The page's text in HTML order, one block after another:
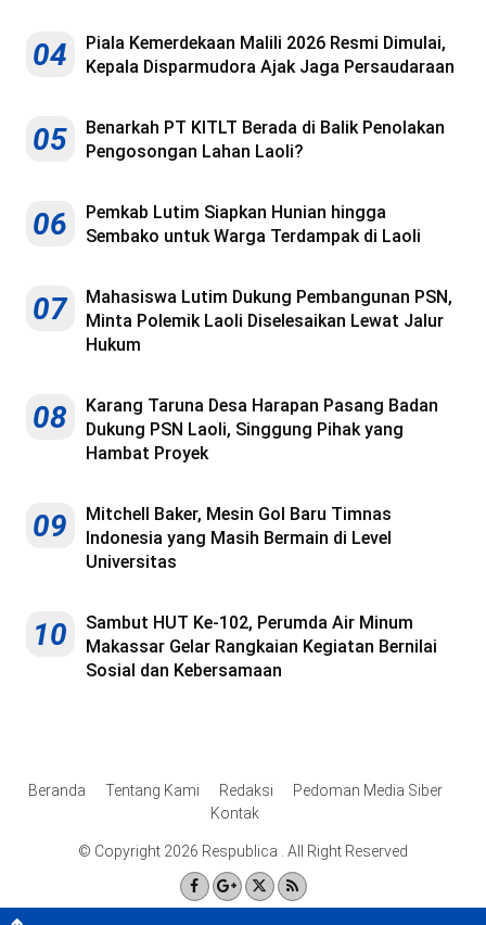
04
Piala Kemerdekaan Malili 2026 Resmi Dimulai,
Kepala Disparmudora Ajak Jaga Persaudaraan
05
Benarkah PT KITLT Berada di Balik Penolakan
Pengosongan Lahan Laoli?
06
Pemkab Lutim Siapkan Hunian hingga
Sembako untuk Warga Terdampak di Laoli
07
Mahasiswa Lutim Dukung Pembangunan PSN,
Minta Polemik Laoli Diselesaikan Lewat Jalur
Hukum
08
Karang Taruna Desa Harapan Pasang Badan
Dukung PSN Laoli, Singgung Pihak yang
Hambat Proyek
09
Mitchell Baker, Mesin Gol Baru Timnas
Indonesia yang Masih Bermain di Level
Universitas
10
Sambut HUT Ke-102, Perumda Air Minum
Makassar Gelar Rangkaian Kegiatan Bernilai
Sosial dan Kebersamaan
Beranda Tentang Kami Redaksi
Pedoman Media Siber
Kontak
© Copyright 2026 Respublica . All Right Reserved